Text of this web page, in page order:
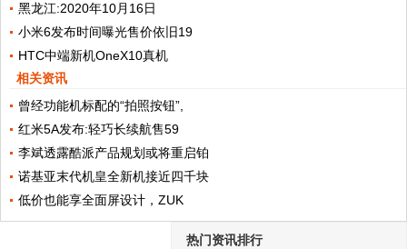
黑龙江:2020年10月16日
小米6发布时间曝光售价依旧19
HTC中端新机OneX10真机
相关资讯
曾经功能机标配的“拍照按钮”,
红米5A发布:轻巧长续航售59
李斌透露酷派产品规划或将重启铂
诺基亚末代机皇全新机接近四千块
低价也能享全面屏设计，ZUK
热门资讯排行